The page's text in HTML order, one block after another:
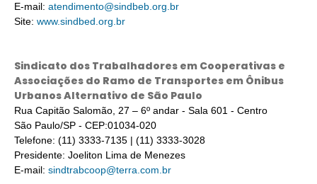
E-mail: atendimento@sindbeb.org.br
Site: www.sindbed.org.br
Sindicato dos Trabalhadores em Cooperativas e
Associações do Ramo de Transportes em Ônibus
Urbanos Alternativo de São Paulo
Rua Capitão Salomão, 27 – 6º andar - Sala 601 - Centro
São Paulo/SP - CEP:01034-020
Telefone: (11) 3333-7135 | (11) 3333-3028
Presidente: Joeliton Lima de Menezes
E-mail: sindtrabcoop@terra.com.br